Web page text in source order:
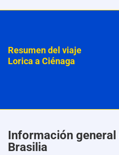
Resumen del viaje
Lorica a Ciénaga
Información general
Brasilia